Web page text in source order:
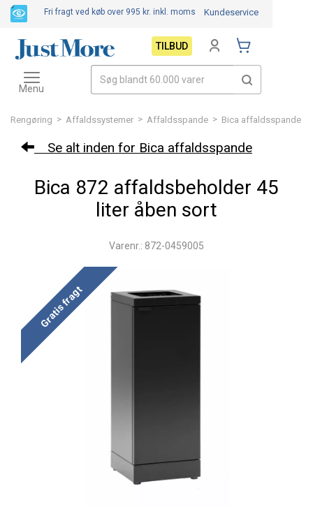
Rengøring > Affaldssystemer > Affaldsspande > Bica affaldsspande
Se alt inden for Bica affaldsspande
Bica 872 affaldsbeholder 45
liter åben sort
Varenr.: 872-0459005
Gratis fragt
Fri fragt ved køb over 995 kr. inkl. moms Kundeservice
TILBUD
Toggle
navigation
Menu